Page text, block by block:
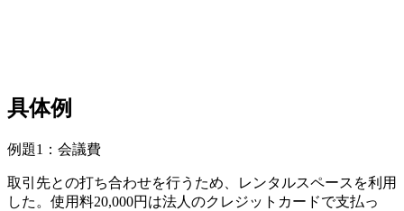
具体例
例題1：会議費
取引先との打ち合わせを行うため、レンタルスペースを利用
した。使用料20,000円は法人のクレジットカードで支払っ